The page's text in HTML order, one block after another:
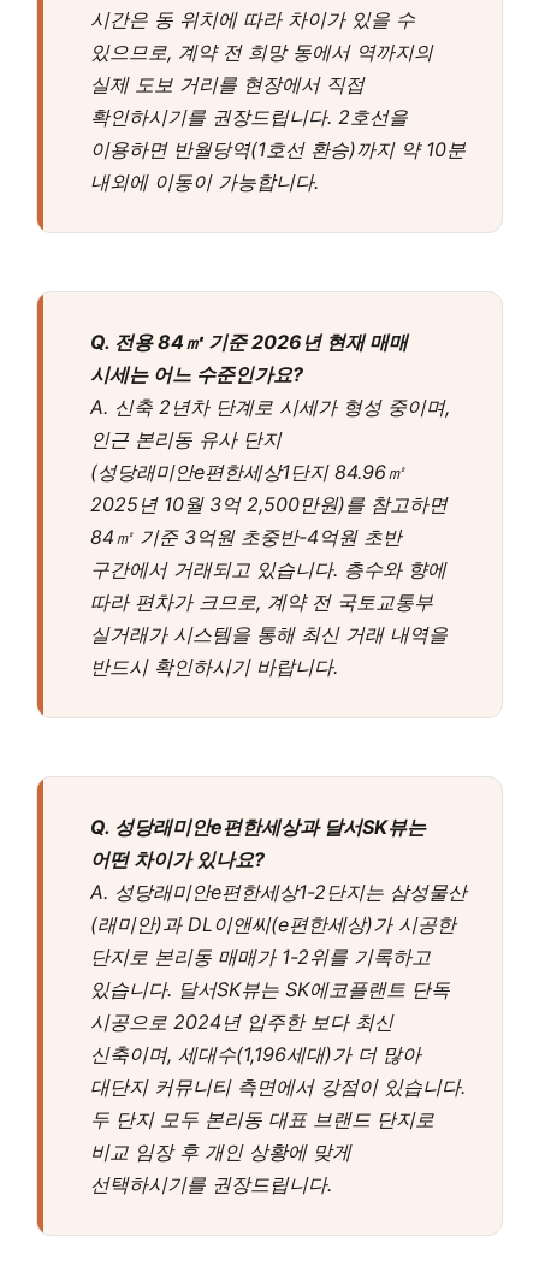
시간은 동 위치에 따라 차이가 있을 수
있으므로, 계약 전 희망 동에서 역까지의
실제 도보 거리를 현장에서 직접
확인하시기를 권장드립니다. 2호선을
이용하면 반월당역(1호선 환승)까지 약 10분
내외에 이동이 가능합니다.
Q. 전용 84㎡ 기준 2026년 현재 매매
시세는 어느 수준인가요?
A. 신축 2년차 단계로 시세가 형성 중이며,
인근 본리동 유사 단지
(성당래미안e편한세상1단지 84.96㎡
2025년 10월 3억 2,500만원)를 참고하면
84㎡ 기준 3억원 초중반-4억원 초반
구간에서 거래되고 있습니다. 층수와 향에
따라 편차가 크므로, 계약 전 국토교통부
실거래가 시스템을 통해 최신 거래 내역을
반드시 확인하시기 바랍니다.
Q. 성당래미안e편한세상과 달서SK뷰는
어떤 차이가 있나요?
A. 성당래미안e편한세상1-2단지는 삼성물산
(래미안)과 DL이앤씨(e편한세상)가 시공한
단지로 본리동 매매가 1-2위를 기록하고
있습니다. 달서SK뷰는 SK에코플랜트 단독
시공으로 2024년 입주한 보다 최신
신축이며, 세대수(1,196세대)가 더 많아
대단지 커뮤니티 측면에서 강점이 있습니다.
두 단지 모두 본리동 대표 브랜드 단지로
비교 임장 후 개인 상황에 맞게
선택하시기를 권장드립니다.